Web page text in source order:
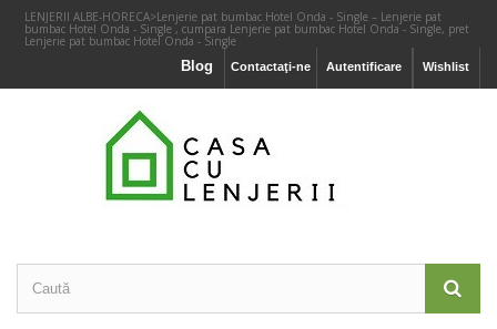
LENJERII ALBE-HORECA>Lenjerie pat bumbac Hotel Onda - Single – Lenjerie pat
bumbac Hotel Onda - Single , cumpara Lenjerie pat bumbac Hotel Onda - Single, pret
Lenjerie pat bumbac Hotel Onda - Single
Wishlist
Autentificare
Contactaţi-ne
Blog